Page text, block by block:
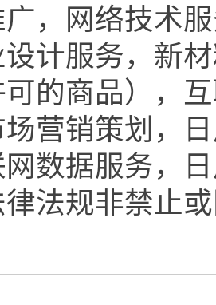
，网络技术
计服务，新
的商品），
营销策划，
数据服务，
法规非禁止